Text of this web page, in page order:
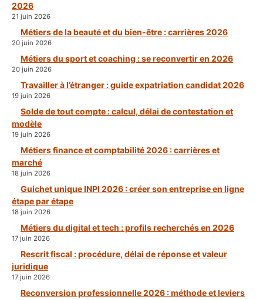
2026
21 juin 2026
Métiers de la beauté et du bien-être : carrières 2026
20 juin 2026
Métiers du sport et coaching : se reconvertir en 2026
20 juin 2026
Travailler à l’étranger : guide expatriation candidat 2026
19 juin 2026
Solde de tout compte : calcul, délai de contestation et
modèle
19 juin 2026
Métiers finance et comptabilité 2026 : carrières et
marché
18 juin 2026
Guichet unique INPI 2026 : créer son entreprise en ligne
étape par étape
18 juin 2026
Métiers du digital et tech : profils recherchés en 2026
17 juin 2026
Rescrit fiscal : procédure, délai de réponse et valeur
juridique
17 juin 2026
Reconversion professionnelle 2026 : méthode et leviers